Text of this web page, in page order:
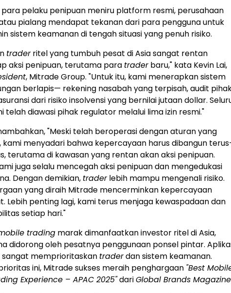
pelaku penipuan meniru platform resmi, perusahaan
pialang mendapat tekanan dari para pengguna untuk
sistem keamanan di tengah situasi yang penuh risiko.
traderritel yang tumbuh pesat diAsiasangat rentan
aksi penipuan, terutama para traderbaru," kata Kevin Lai,
, Mitrade Group. "Untuk itu, kami menerapkan sistem
berlapis— rekening nasabah yang terpisah, audit
dari risiko insolvensi yang bernilai jutaan dollar.
telah diawasi pihak regulator melalui lima izin resmi."
"Meski telah beroperasi dengan aturan yang
kami menyadari bahwa kepercayaan harus dibangun
terutama di kawasan yang rentan akan aksi penipuan.
juga selalu mencegah aksi penipuan dan mengedukasi
Dengan demikian, traderlebih mampu mengenali risiko.
yang diraih Mitrade mencerminkan kepercayaan
Lebih penting lagi, kami terus menjaga kewaspadaan dan
setiap hari."
trading marak dimanfaatkan investor ritel diAsia,
didorong oleh pesatnya penggunaan ponsel pintar.
sangat memprioritaskan traderdan sistem keamanan.
ini, Mitrade sukses meraih penghargaan "Best
Experience – APAC 2025"dariGlobal Brands Magazine